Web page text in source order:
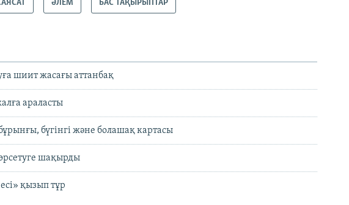
ӘЛЕМ БАС ТАҚЫРЫПТАР
шиит жасағы аттанбақ
араласты
бүгінгі және болашақ картасы
шақырды
қызып тұр